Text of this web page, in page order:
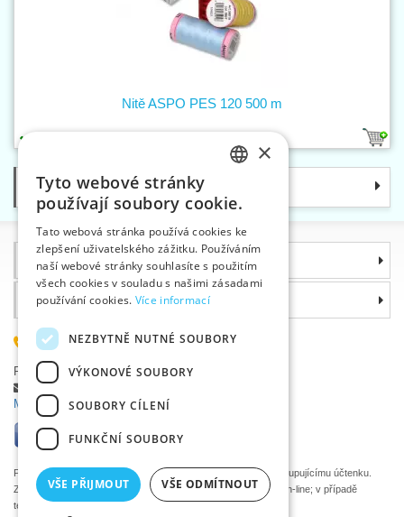
Nitě ASPO PES 120 500 m
Kategorie
Informace
Proč si zvolit právě nás
585 051 217
Plzeňská 868, 783 91 Uničov, Česká republika
Položit dotaz
Máte problémy s přihlášením ?
Podle zákona o evidenci tržeb je prodávající povinen vystavit kupujícímu účtenku.
Zároveň je povinen zaevidovat přijatou tržbu u správce daně on-line; v případě
technického výpadku pak nejpozději do 48 hodin.
ENGLISH
GERMAN
×
Tyto webové stránky
používají soubory cookie.
Tato webová stránka používá cookies ke
zlepšení uživatelského zážitku. Používáním
naší webové stránky souhlasíte s použitím
všech cookies v souladu s našimi zásadami
používání cookies. Více informací
NEZBYTNĚ NUTNÉ SOUBORY
VÝKONOVÉ SOUBORY
SOUBORY CÍLENÍ
FUNKČNÍ SOUBORY
VŠE PŘIJMOUT VŠE ODMÍTNOUT